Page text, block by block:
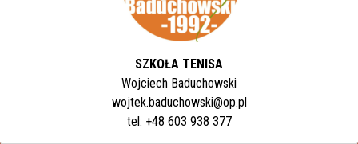
SZKOŁA TENISA
Wojciech Baduchowski
wojtek.baduchowski@op.pl
tel: +48 603 938 377